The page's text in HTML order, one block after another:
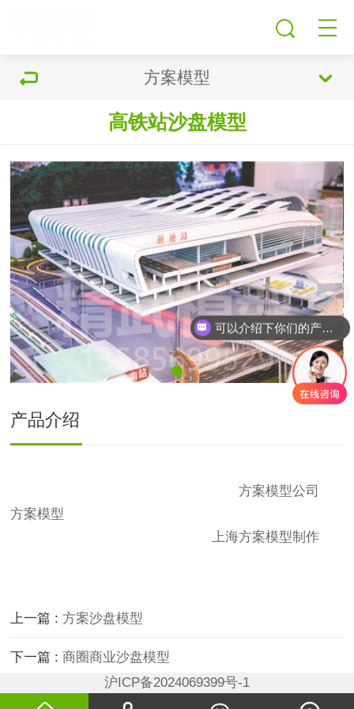
方案模型
高铁站沙盘模型
产品介绍
户精心制作，定制沙盘模型，了解更多方案模型公司
方案模型
节，可与模型制作公司来电洽谈。上海方案模型制作
上一篇 :方案沙盘模型
下一篇 :商圈商业沙盘模型
沪ICP备2024069399号-1
可以介绍下你们的产品么
现在有优惠活动吗